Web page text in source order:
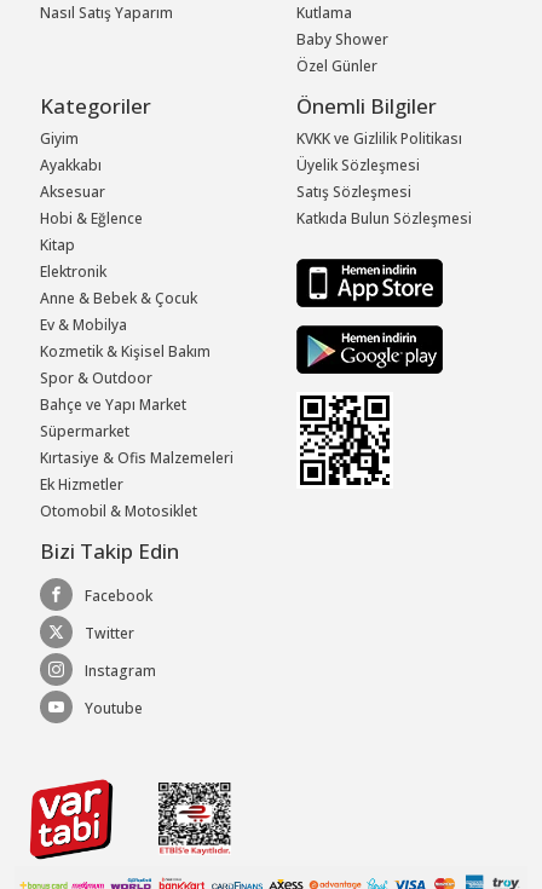
Nasıl Satış Yaparım
Kutlama
Baby Shower
Özel Günler
Kategoriler
Giyim
Ayakkabı
Aksesuar
Hobi & Eğlence
Kitap
Elektronik
Anne & Bebek & Çocuk
Ev & Mobilya
Kozmetik & Kişisel Bakım
Spor & Outdoor
Bahçe ve Yapı Market
Süpermarket
Kırtasiye & Ofis Malzemeleri
Ek Hizmetler
Otomobil & Motosiklet
Önemli Bilgiler
KVKK ve Gizlilik Politikası
Üyelik Sözleşmesi
Satış Sözleşmesi
Katkıda Bulun Sözleşmesi
Bizi Takip Edin
Facebook
Twitter
Instagram
Youtube